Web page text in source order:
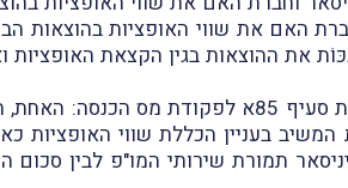
לעומת זאת, בשנות-המס 2006 ו-2007 לא כָּללו פיניסאר וחברת האם את שווי האופציות
כמו-כן, בדיווחיה למס בשנות-המס 2005–2006 דרשה פיניסאר לנַכּוֹת את ההוצאות בגין הקצאת
המחלוקת בין פיניסאר לבין המשיב, פקיד-שומה רחובות, הייתה בסופו של דבר לגבי שתי סוגיות הקשורות להוראות סעיף 85א לפקודת
בעניין הכללת שווי האופציות
תמורת שירותי המו"פ לבין סכום